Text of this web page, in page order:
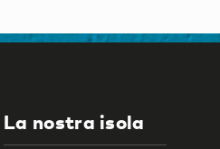
La nostra isola